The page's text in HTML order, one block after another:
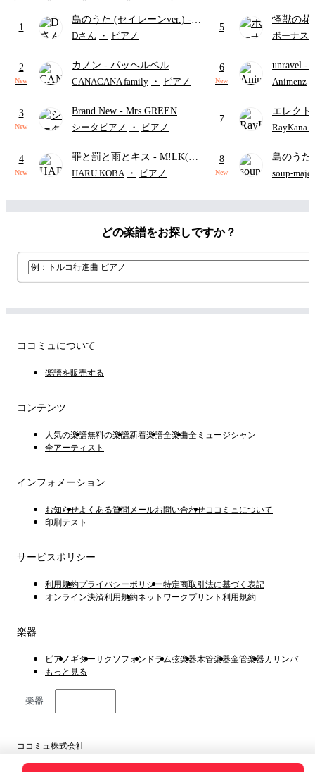
1
島のうた (セイレーンver.) -
セイレーン(CV.鈴木みのり)
ード・ペダル付き/『映画ちい
かわ 人魚の島のひみつ』よ
Dさん ・ ピアノ
2
New
カノン - パッヘルベル
CANACANA family ・ ピアノ
3
New
Brand New - Mrs.GREEN
APPLE
シータピアノ ・ ピアノ
4
New
罪と罰と雨とキス - M!LK(佐
野勇斗&吉田仁人)
HARU KOBA ・ ピアノ
5
怪獣の
ードパー
ボーナス
6
New
unravel -
雨
Animenz
7
エレク
ディズニ
RayKana
8
New
島のうた
映画ちい
soup-majo
どの楽譜をお探しですか？
ココミュについて
楽譜を販売する
コンテンツ
人気の楽譜無料の楽譜新着楽譜全楽曲全ミュージシャン
全アーティスト
インフォメーション
お知らせよくある質問 メールお問い合わせココミュについて
印刷テスト
サービスポリシー
利用規約プライバシーポリシー特定商取引法に基づく表記
オンライン決済利用規約ネットワークプリント利用規約
楽器
ピアノ ギターサクソフォン ドラム弦楽器木管楽器金管楽器カリンバ
もっと見る
楽器
ココミュ株式会社